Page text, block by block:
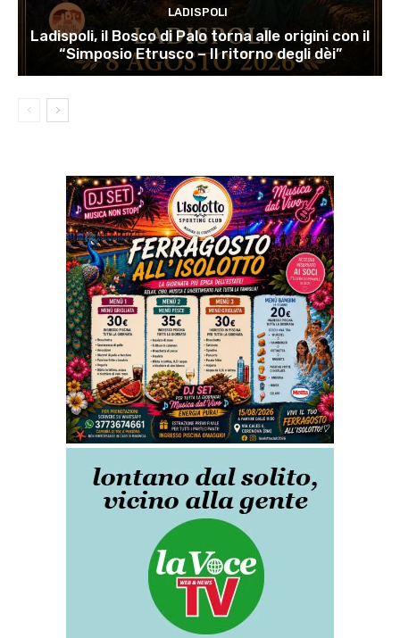
LADISPOLI
Ladispoli, il Bosco di Palo torna alle origini con il
“Simposio Etrusco – Il ritorno degli dèi”